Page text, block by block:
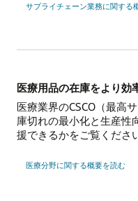
サプライチェーン業務に関する
医療用品の在庫をより効
医療業界のCSCO（最高
庫切れの最小化と生産性
援できるかをご覧くださ
医療分野に関する概要を読む